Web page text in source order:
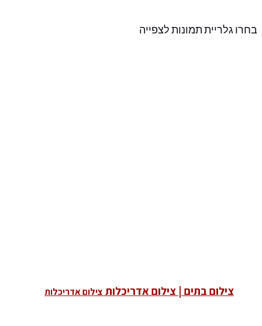
בחרו גלריית תמונות לצפייה
צילום בתים | צילום אדריכלות צילום אדריכלות